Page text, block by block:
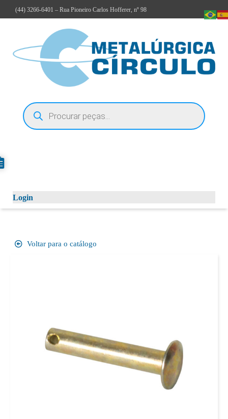
(44) 3266-6401 – Rua Pioneiro Carlos Hofferer, nº 98
Login
Voltar para o catálogo